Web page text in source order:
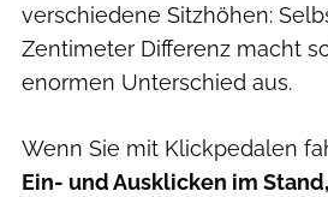
verschiedene Sitzhöhen:
Zentimeter Differenz macht
enormen Unterschied aus.
Wenn Sie mit Klickpedalen
Ein- und Ausklicken im Stand,